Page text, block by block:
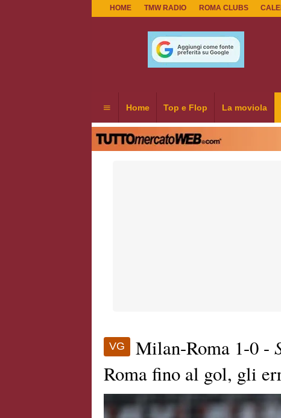
HOME TMW RADIO ROMA CLUBS
Home Top e Flop La moviola
VG Milan-Roma 1-0 -
Roma fino al gol, gli